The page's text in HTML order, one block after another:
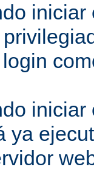
ya